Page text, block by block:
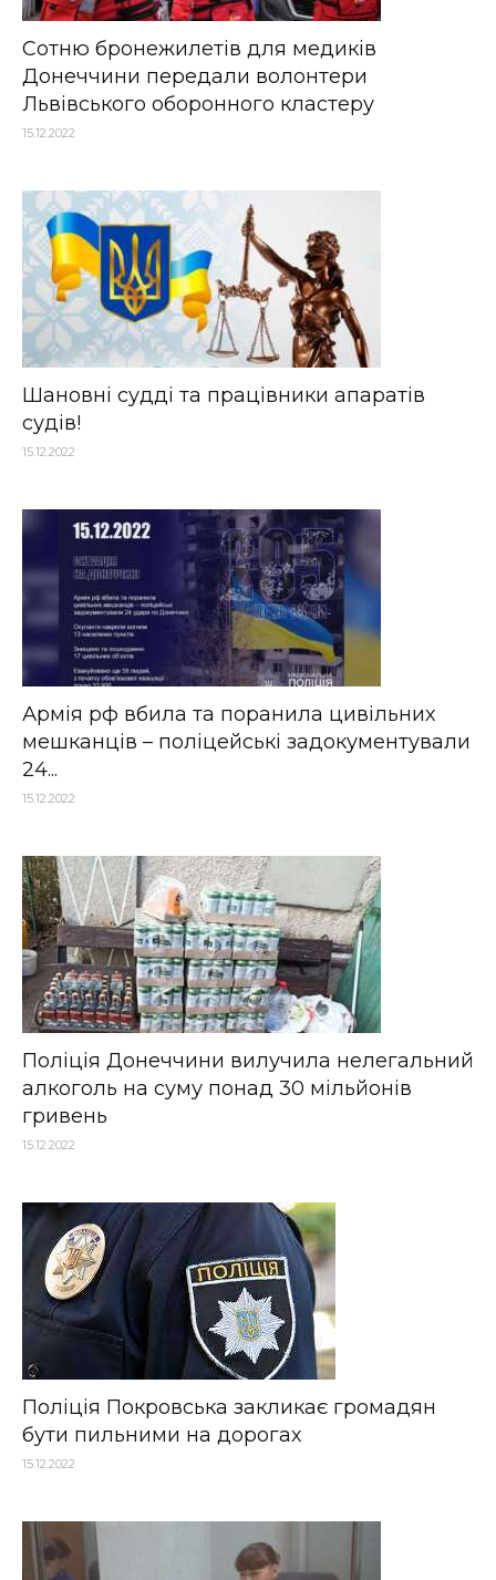
Сотню бронежилетів для медиків
Донеччини передали волонтери
Львівського оборонного кластеру
15.12.2022
Шановні судді та працівники апаратів
судів!
15.12.2022
Армія рф вбила та поранила цивільних
мешканців – поліцейські задокументували
24...
15.12.2022
Поліція Донеччини вилучила нелегальний
алкоголь на суму понад 30 мільйонів
гривень
15.12.2022
Поліція Покровська закликає громадян
бути пильними на дорогах
15.12.2022